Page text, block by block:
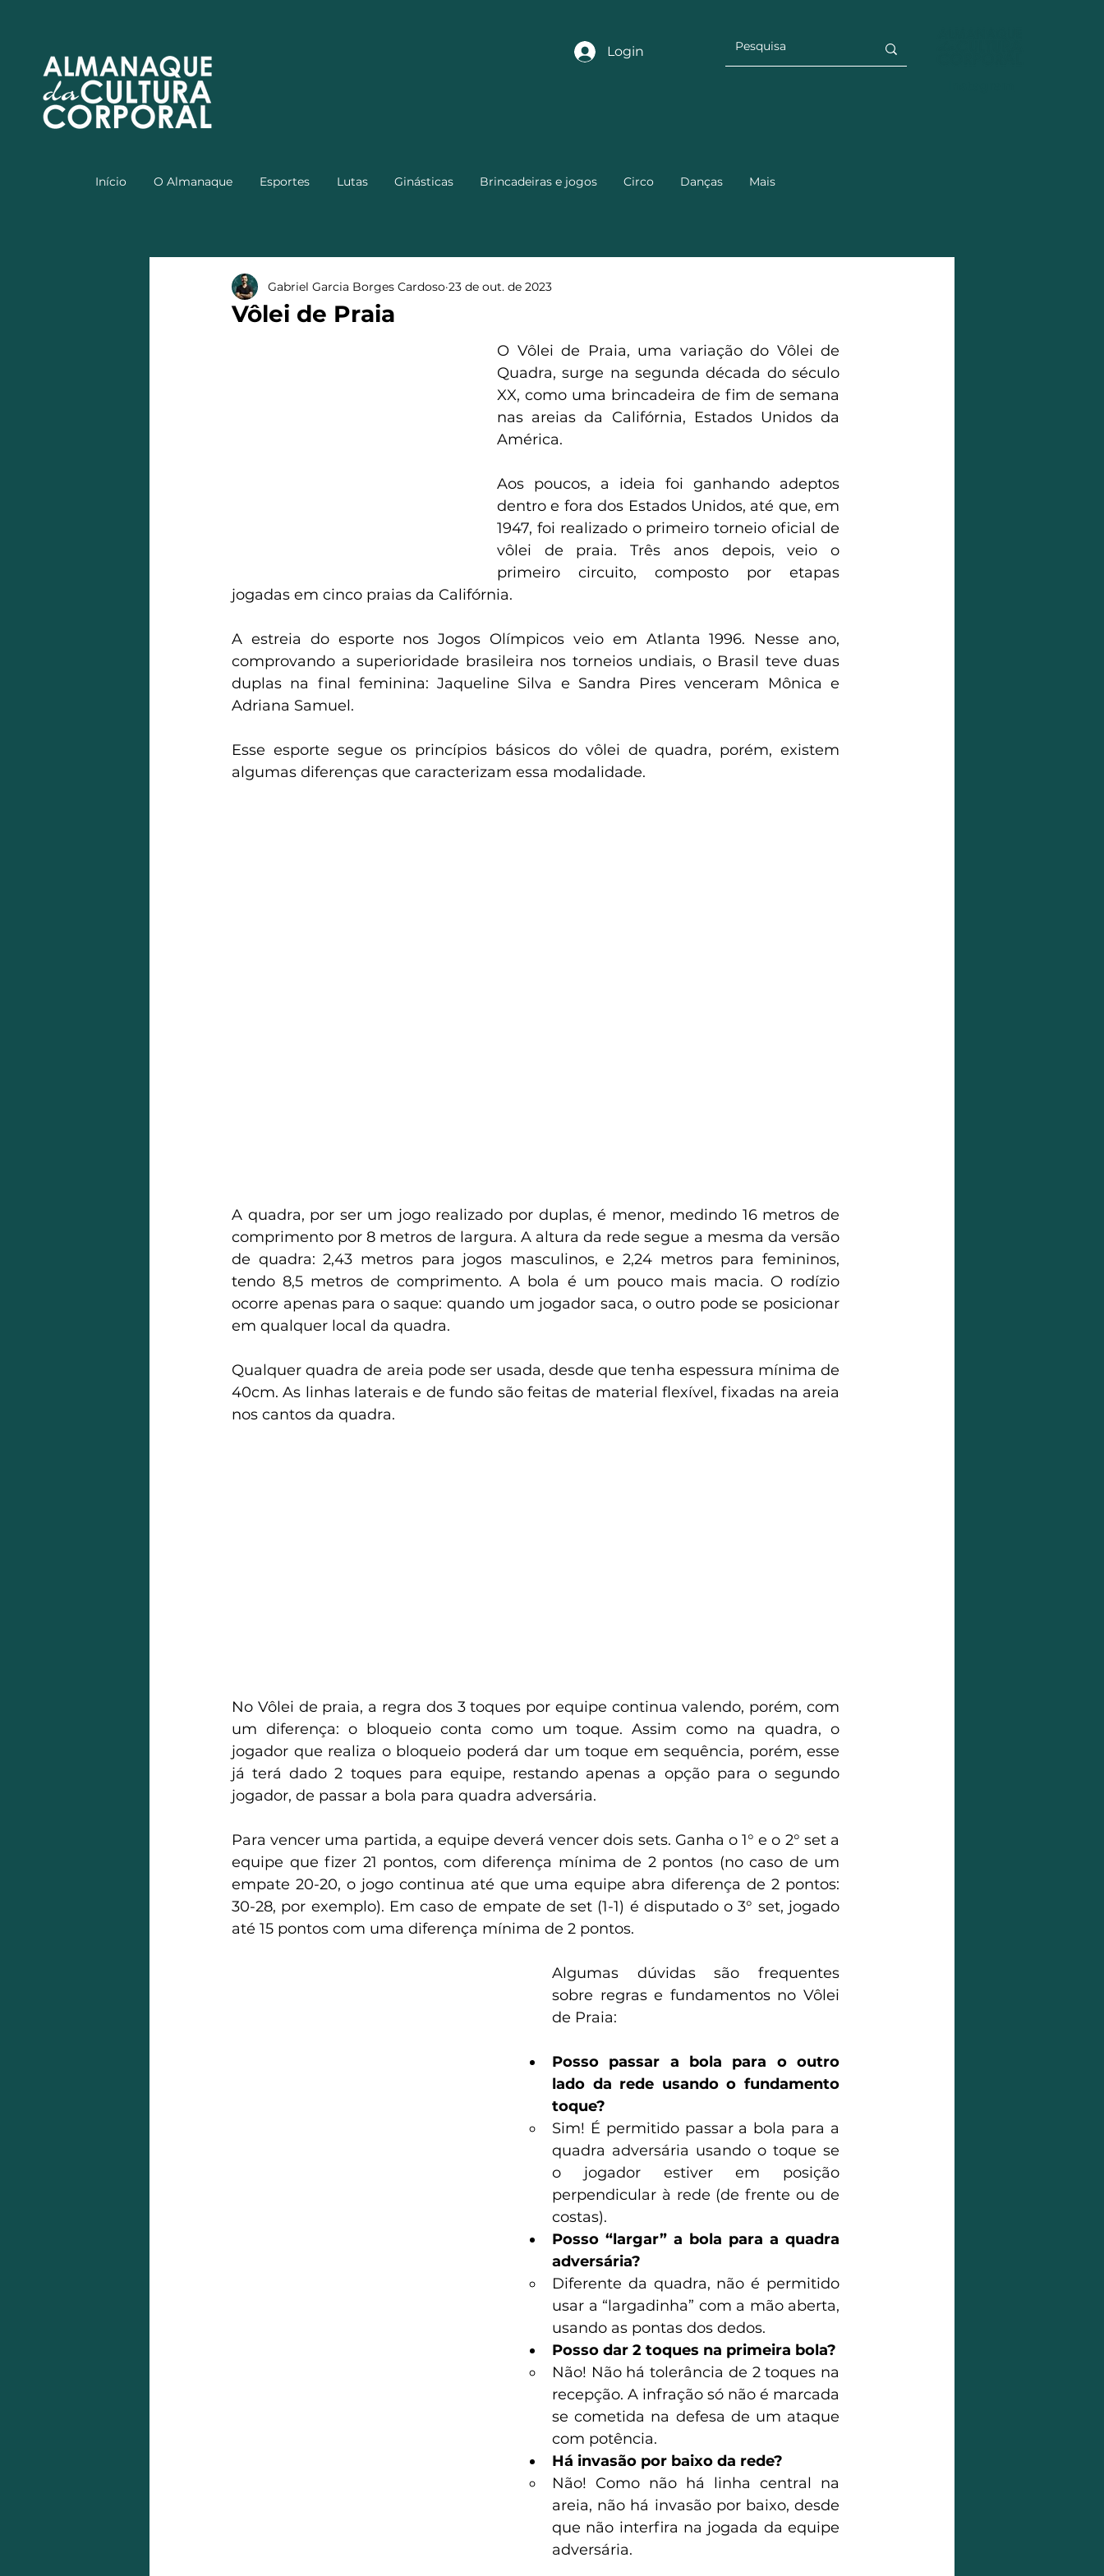
Login
Início O Almanaque Esportes Lutas Ginásticas Brincadeiras e jogos Circo Danças Mais
Vôlei de Praia
Gabriel Garcia Borges Cardoso 23 de out. de 2023
O Vôlei de Praia, uma variação do Vôlei de
Quadra, surge na segunda década do século
XX, como uma brincadeira de fim de semana
nas areias da Califórnia, Estados Unidos da
América.
Aos poucos, a ideia foi ganhando adeptos
dentro e fora dos Estados Unidos, até que, em
1947, foi realizado o primeiro torneio oficial de
vôlei de praia. Três anos depois, veio o
primeiro circuito, composto por etapas
jogadas em cinco praias da Califórnia.
A estreia do esporte nos Jogos Olímpicos veio em Atlanta 1996. Nesse ano,
comprovando a superioridade brasileira nos torneios undiais, o Brasil teve duas
duplas na final feminina: Jaqueline Silva e Sandra Pires venceram Mônica e
Adriana Samuel.
Esse esporte segue os princípios básicos do vôlei de quadra, porém, existem
algumas diferenças que caracterizam essa modalidade.
A quadra, por ser um jogo realizado por duplas, é menor, medindo 16 metros de
comprimento por 8 metros de largura. A altura da rede segue a mesma da versão
de quadra: 2,43 metros para jogos masculinos, e 2,24 metros para femininos,
tendo 8,5 metros de comprimento. A bola é um pouco mais macia. O rodízio
ocorre apenas para o saque: quando um jogador saca, o outro pode se posicionar
em qualquer local da quadra.
Qualquer quadra de areia pode ser usada, desde que tenha espessura mínima de
40cm. As linhas laterais e de fundo são feitas de material flexível, fixadas na areia
nos cantos da quadra.
No Vôlei de praia, a regra dos 3 toques por equipe continua valendo, porém, com
um diferença: o bloqueio conta como um toque. Assim como na quadra, o
jogador que realiza o bloqueio poderá dar um toque em sequência, porém, esse
já terá dado 2 toques para equipe, restando apenas a opção para o segundo
jogador, de passar a bola para quadra adversária.
Para vencer uma partida, a equipe deverá vencer dois sets. Ganha o 1° e o 2° set a
equipe que fizer 21 pontos, com diferença mínima de 2 pontos (no caso de um
empate 20-20, o jogo continua até que uma equipe abra diferença de 2 pontos:
30-28, por exemplo). Em caso de empate de set (1-1) é disputado o 3° set, jogado
até 15 pontos com uma diferença mínima de 2 pontos.
Algumas dúvidas são frequentes
sobre regras e fundamentos no Vôlei
de Praia:
Posso passar a bola para o outro
lado da rede usando o fundamento
toque?
Sim! É permitido passar a bola para a
quadra adversária usando o toque se
o jogador estiver em posição
perpendicular à rede (de frente ou de
costas).
Posso “largar” a bola para a quadra
adversária?
Diferente da quadra, não é permitido
usar a “largadinha” com a mão aberta,
usando as pontas dos dedos.
Posso dar 2 toques na primeira bola?
Não! Não há tolerância de 2 toques na
recepção. A infração só não é marcada
se cometida na defesa de um ataque
com potência.
Há invasão por baixo da rede?
Não! Como não há linha central na
areia, não há invasão por baixo, desde
que não interfira na jogada da equipe
adversária.